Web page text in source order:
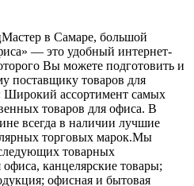
в Самаре, большой
— это удобный интернет-
Вы можете подготовить и
поставщику товаров для
ассортимент самых
товаров для офиса. В
всегда в наличии лучшие
торговых марок.Мы
товарных
офиса, канцелярские товары;
офисная и бытовая